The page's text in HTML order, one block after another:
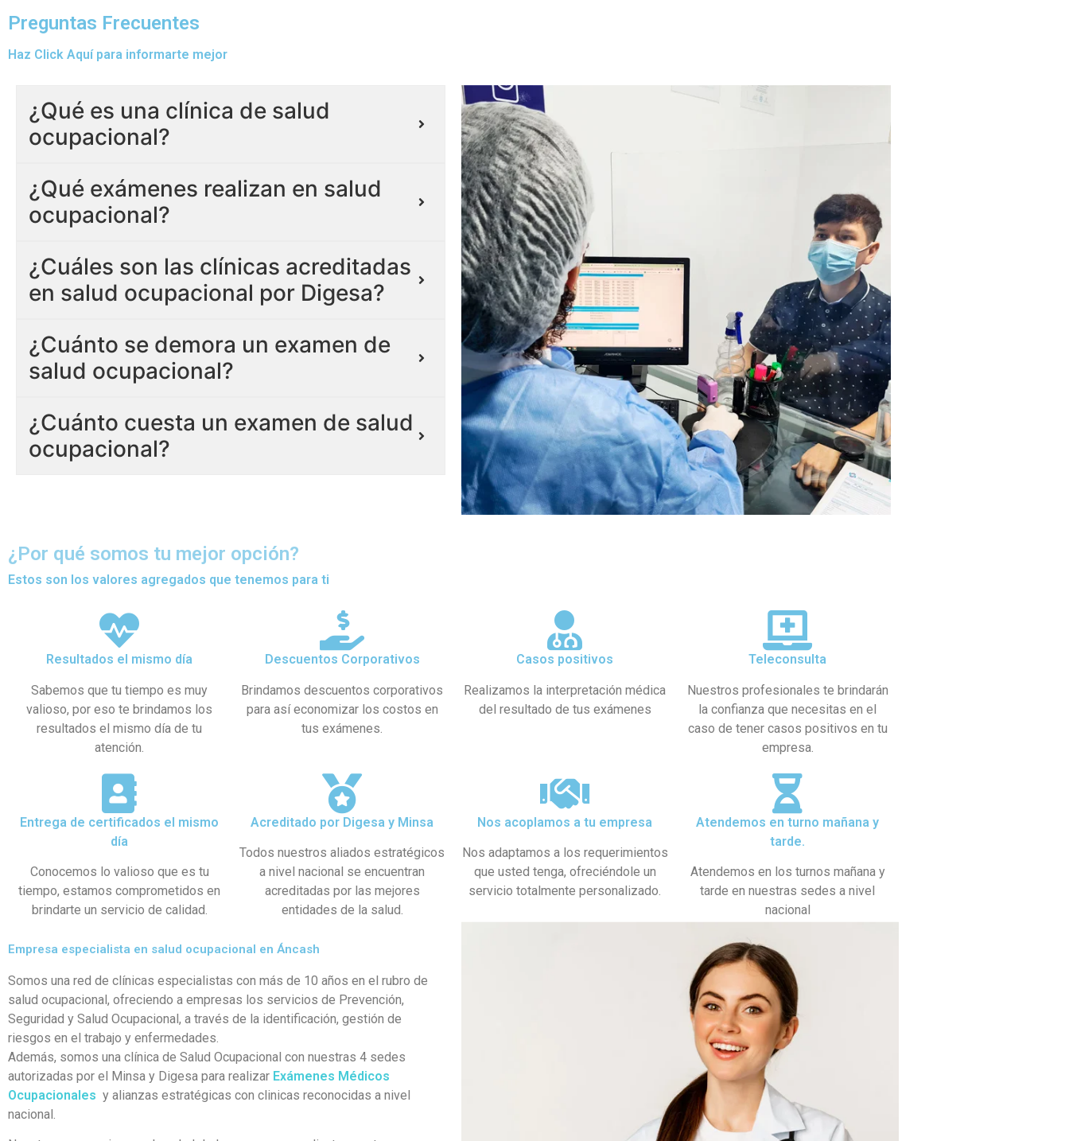
Preguntas Frecuentes
Haz Click Aquí para informarte mejor
¿Qué es una clínica de salud
ocupacional?
¿Qué exámenes realizan en salud
ocupacional?
¿Cuáles son las clínicas acreditadas
en salud ocupacional por Digesa?
¿Cuánto se demora un examen de
salud ocupacional?
¿Cuánto cuesta un examen de salud
ocupacional?
¿Por qué somos tu mejor opción?
Estos son los valores agregados que tenemos para ti
Resultados el mismo día
Sabemos que tu tiempo es muy
valioso, por eso te brindamos los
resultados el mismo día de tu
atención.
Descuentos Corporativos
Brindamos descuentos corporativos
para así economizar los costos en
tus exámenes.
Casos positivos
Realizamos la interpretación médica
del resultado de tus exámenes
Teleconsulta
Nuestros profesionales te brindarán
la confianza que necesitas en el
caso de tener casos positivos en tu
empresa.
Entrega de certificados el mismo
día
Conocemos lo valioso que es tu
tiempo, estamos comprometidos en
brindarte un servicio de calidad.
Acreditado por Digesa y Minsa​
Todos nuestros aliados estratégicos
a nivel nacional se encuentran
acreditadas por las mejores
entidades de la salud.
Nos acoplamos a tu empresa
Nos adaptamos a los requerimientos
que usted tenga, ofreciéndole un
servicio totalmente personalizado.
Atendemos en turno mañana y
tarde.
Atendemos en los turnos mañana y
tarde en nuestras sedes a nivel
nacional
Empresa especialista en salud ocupacional en Áncash
Somos una red de clínicas especialistas con más de 10 años en el rubro de
salud ocupacional, ofreciendo a empresas los servicios de Prevención,
Seguridad y Salud Ocupacional, a través de la identificación, gestión de
riesgos en el trabajo y enfermedades.
Además, somos una clínica de Salud Ocupacional con nuestras 4 sedes
autorizadas por el Minsa y Digesa para realizar Exámenes Médicos
Ocupacionales y alianzas estratégicas con clinicas reconocidas a nivel
nacional.